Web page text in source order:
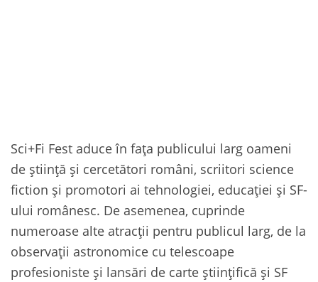
Sci+Fi Fest aduce în fața publicului larg oameni
de știință și cercetători români, scriitori science
fiction și promotori ai tehnologiei, educației și SF-
ului românesc. De asemenea, cuprinde
numeroase alte atracții pentru publicul larg, de la
observații astronomice cu telescoape
profesioniste și lansări de carte științifică și SF